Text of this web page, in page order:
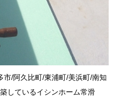
/阿久比町/東浦町/美浜町/南知
しているイシンホーム常滑